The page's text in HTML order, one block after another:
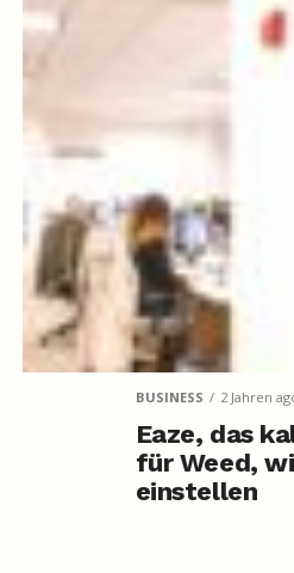
BUSINESS 2 Jahren
Eaze, das
für Weed,
einstellen